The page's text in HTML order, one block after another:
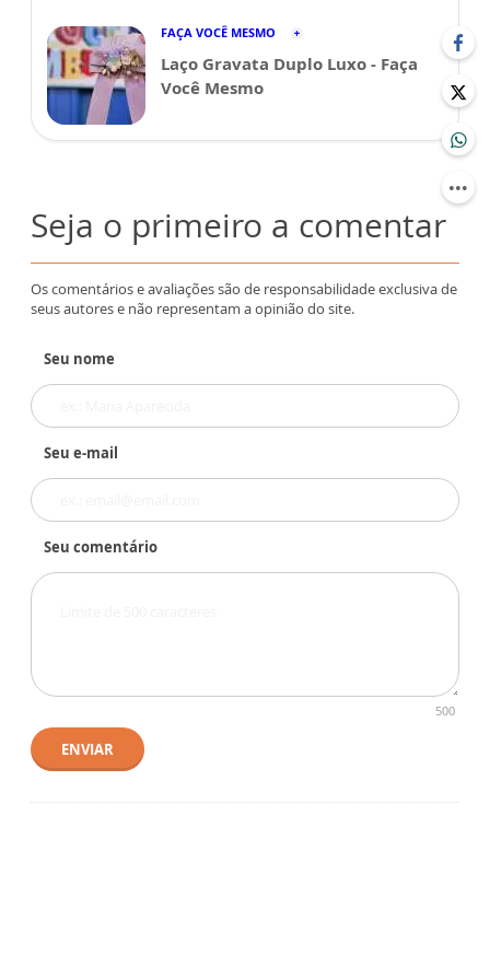
FAÇA VOCÊ MESMO
Laço Gravata Duplo Luxo - Faça
Você Mesmo
Seja o primeiro a comentar
Os comentários e avaliações são de responsabilidade exclusiva de
seus autores e não representam a opinião do site.
Seu nome
Seu e-mail
Seu comentário
500
ENVIAR